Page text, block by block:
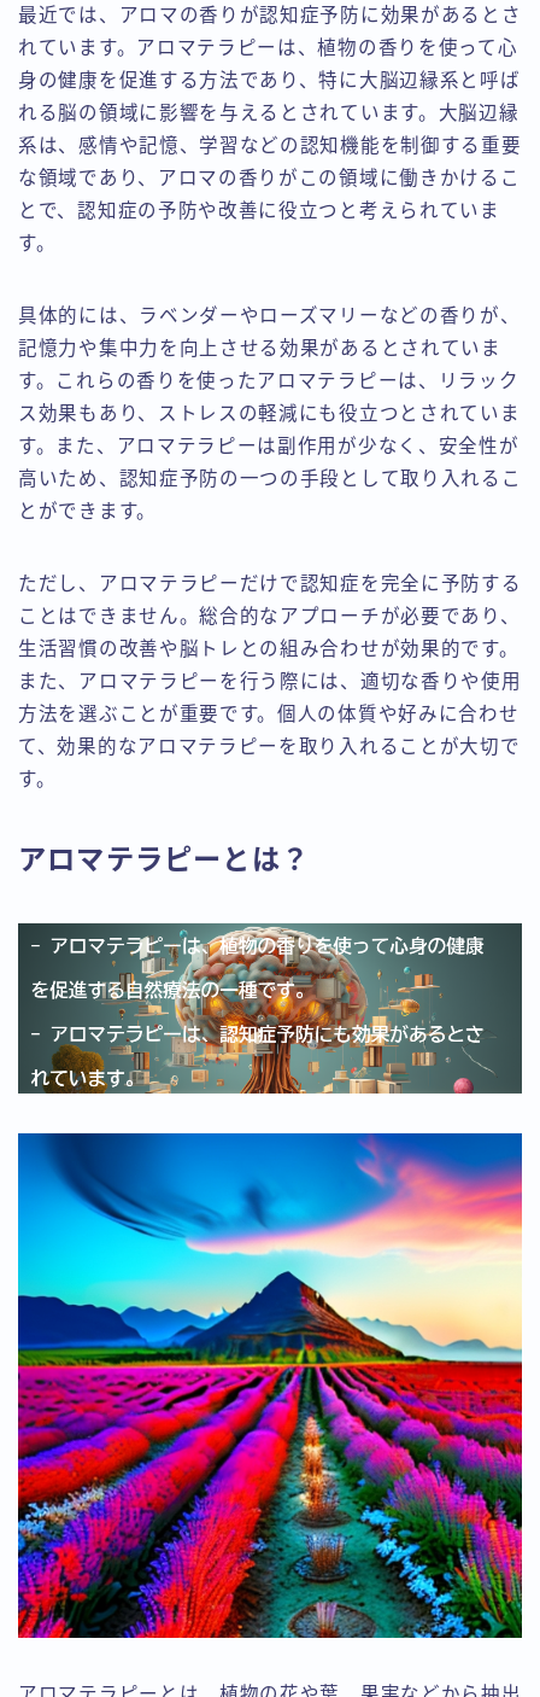
最近では、アロマの香りが認知症予防に効果があるとさ
れています。アロマテラピーは、植物の香りを使って心
身の健康を促進する方法であり、特に大脳辺縁系と呼ば
れる脳の領域に影響を与えるとされています。大脳辺縁
系は、感情や記憶、学習などの認知機能を制御する重要
な領域であり、アロマの香りがこの領域に働きかけるこ
とで、認知症の予防や改善に役立つと考えられていま
す。
具体的には、ラベンダーやローズマリーなどの香りが、
記憶力や集中力を向上させる効果があるとされていま
す。これらの香りを使ったアロマテラピーは、リラック
ス効果もあり、ストレスの軽減にも役立つとされていま
す。また、アロマテラピーは副作用が少なく、安全性が
高いため、認知症予防の一つの手段として取り入れるこ
とができます。
ただし、アロマテラピーだけで認知症を完全に予防する
ことはできません。総合的なアプローチが必要であり、
生活習慣の改善や脳トレとの組み合わせが効果的です。
また、アロマテラピーを行う際には、適切な香りや使用
方法を選ぶことが重要です。個人の体質や好みに合わせ
て、効果的なアロマテラピーを取り入れることが大切で
す。
アロマテラピーとは？